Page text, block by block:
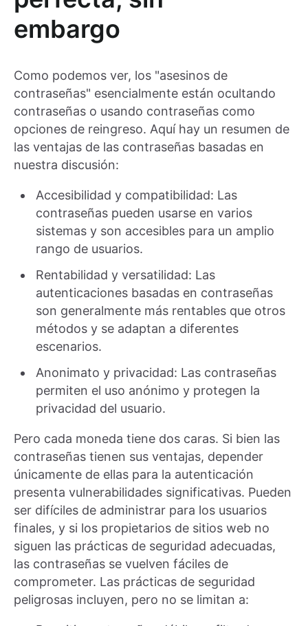
embargo
Como podemos ver, los "asesinos de
contraseñas" esencialmente están ocultando
contraseñas o usando contraseñas como
opciones de reingreso. Aquí hay un resumen de
las ventajas de las contraseñas basadas en
nuestra discusión:
Accesibilidad y compatibilidad: Las
contraseñas pueden usarse en varios
sistemas y son accesibles para un amplio
rango de usuarios.
Rentabilidad y versatilidad: Las
autenticaciones basadas en contraseñas
son generalmente más rentables que otros
métodos y se adaptan a diferentes
escenarios.
Anonimato y privacidad: Las contraseñas
permiten el uso anónimo y protegen la
privacidad del usuario.
Pero cada moneda tiene dos caras. Si bien las
contraseñas tienen sus ventajas, depender
únicamente de ellas para la autenticación
presenta vulnerabilidades significativas. Pueden
ser difíciles de administrar para los usuarios
finales, y si los propietarios de sitios web no
siguen las prácticas de seguridad adecuadas,
las contraseñas se vuelven fáciles de
comprometer. Las prácticas de seguridad
peligrosas incluyen, pero no se limitan a: